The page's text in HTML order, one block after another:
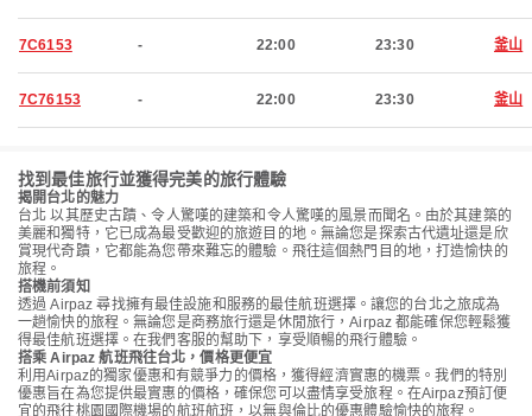
7C6153 - 22:00 23:30 釜山
7C76153 - 22:00 23:30 釜山
找到最佳旅行並獲得完美的旅行體驗
揭開台北的魅力
台北 以其歷史古蹟、令人驚嘆的建築和令人驚嘆的風景而聞名。由於其建築的
美麗和獨特，它已成為最受歡迎的旅遊目的地。無論您是探索古代遺址還是欣
賞現代奇蹟，它都能為您帶來難忘的體驗。飛往這個熱門目的地，打造愉快的
旅程。
搭機前須知
透過 Airpaz 尋找擁有最佳設施和服務的最佳航班選擇。讓您的台北之旅成為
一趟愉快的旅程。無論您是商務旅行還是休閒旅行，Airpaz 都能確保您輕鬆獲
得最佳航班選擇。在我們客服的幫助下，享受順暢的飛行體驗。
搭乘 Airpaz 航班飛往台北，價格更便宜
利用Airpaz的獨家優惠和有競爭力的價格，獲得經濟實惠的機票。我們的特別
優惠旨在為您提供最實惠的價格，確保您可以盡情享受旅程。在Airpaz預訂便
宜的飛往桃園國際機場的航班航班，以無與倫比的優惠體驗愉快的旅程。